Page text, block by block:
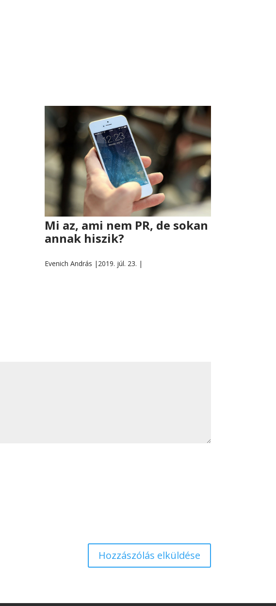
Mi az, ami nem PR, de sokan
annak hiszik?
Evenich András | 2019. júl. 23. |